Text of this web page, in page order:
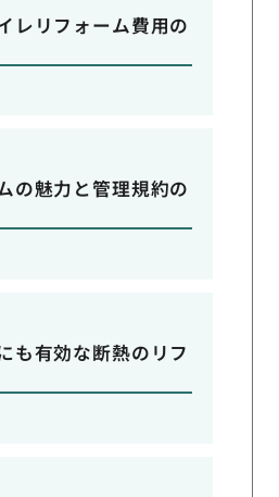
レリフォーム費用の
の魅力と管理規約の
も有効な断熱のリフ